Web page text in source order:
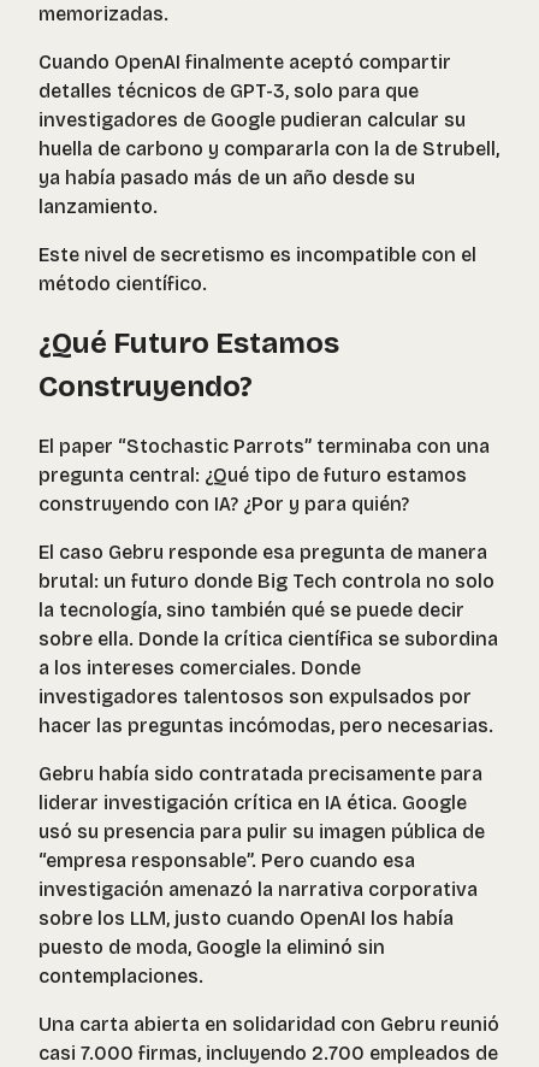
memorizadas.
Cuando OpenAI finalmente aceptó compartir
detalles técnicos de GPT-3, solo para que
investigadores de Google pudieran calcular su
huella de carbono y compararla con la de Strubell,
ya había pasado más de un año desde su
lanzamiento.
Este nivel de secretismo es incompatible con el
método científico.
¿Qué Futuro Estamos
Construyendo?
El paper “Stochastic Parrots” terminaba con una
pregunta central: ¿Qué tipo de futuro estamos
construyendo con IA? ¿Por y para quién?
El caso Gebru responde esa pregunta de manera
brutal: un futuro donde Big Tech controla no solo
la tecnología, sino también qué se puede decir
sobre ella. Donde la crítica científica se subordina
a los intereses comerciales. Donde
investigadores talentosos son expulsados por
hacer las preguntas incómodas, pero necesarias.
Gebru había sido contratada precisamente para
liderar investigación crítica en IA ética. Google
usó su presencia para pulir su imagen pública de
“empresa responsable”. Pero cuando esa
investigación amenazó la narrativa corporativa
sobre los LLM, justo cuando OpenAI los había
puesto de moda, Google la eliminó sin
contemplaciones.
Una carta abierta en solidaridad con Gebru reunió
casi 7.000 firmas, incluyendo 2.700 empleados de